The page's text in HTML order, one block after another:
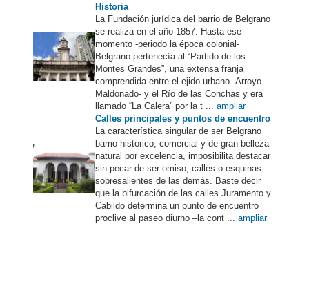
Historia
La Fundación jurídica del barrio de Belgrano
se realiza en el año 1857. Hasta ese
momento -periodo la época colonial-
Belgrano pertenecía al “Partido de los
Montes Grandes”, una extensa franja
comprendida entre el ejido urbano -Arroyo
Maldonado- y el Río de las Conchas y era
llamado “La Calera” por la t ... ampliar
Calles principales y puntos de encuentro
La característica singular de ser Belgrano
barrio histórico, comercial y de gran belleza
natural por excelencia, imposibilita destacar
sin pecar de ser omiso, calles o esquinas
sobresalientes de las demás. Baste decir
que la bifurcación de las calles Juramento y
Cabildo determina un punto de encuentro
proclive al paseo diurno –la cont ... ampliar